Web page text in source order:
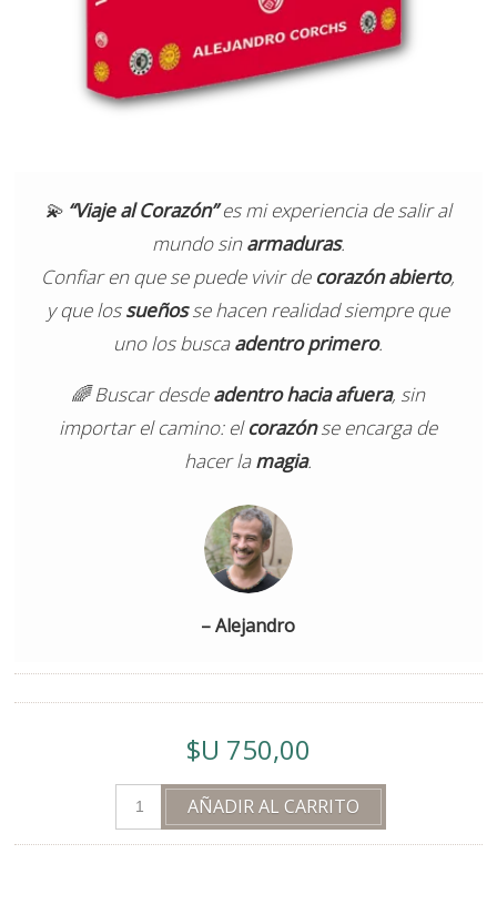
💫 “Viaje al Corazón”es mi experiencia de salir al
mundo sinarmaduras.
Confiar en que se puede vivir de corazón abierto,
y que lossueñosse hacen realidad siempre que
uno los buscaadentro primero.
🌈 Buscar desdeadentro hacia afuera, sin
importar el camino: elcorazónse encarga de
hacer lamagia.
– Alejandro
$U 750,00